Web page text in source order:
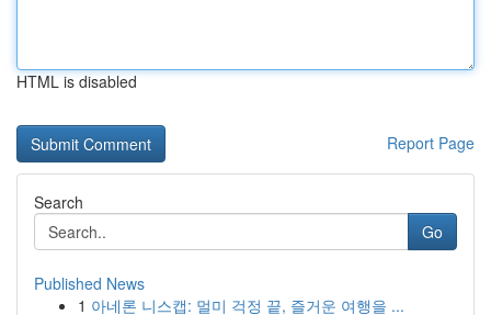
HTML is disabled
Report Page
Search
Go
Published News
1 아네론 니스캡: 멀미 걱정 끝, 즐거운 여행을 ...